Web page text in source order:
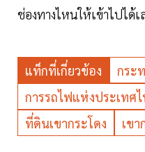
ช่องทางไหนให้เข้าไปได้เ
แท็กที่เกี่ยวข้อง
กระ
การรถไฟแห่งประเทศ
ที่ดินเขากระโดง
เขา